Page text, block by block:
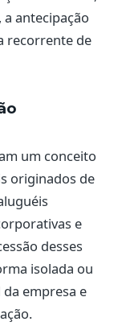
antecipação
recorrente de
um conceito
originados de
e
desses
isolada ou
empresa e